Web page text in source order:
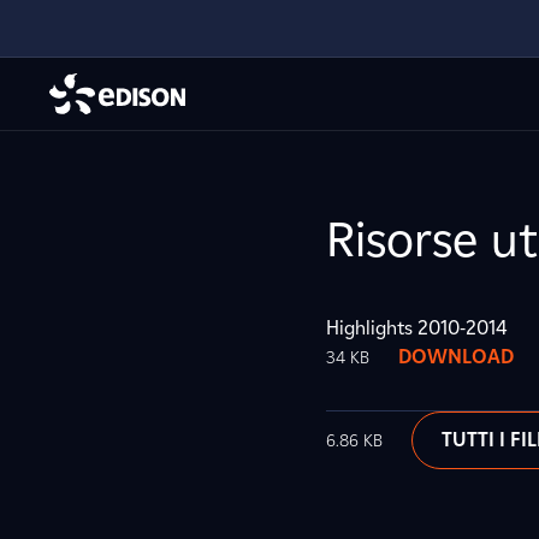
Risorse
Highlights 2010-2014
34 KB DOWNLOAD
6.86 KB TUTTI I